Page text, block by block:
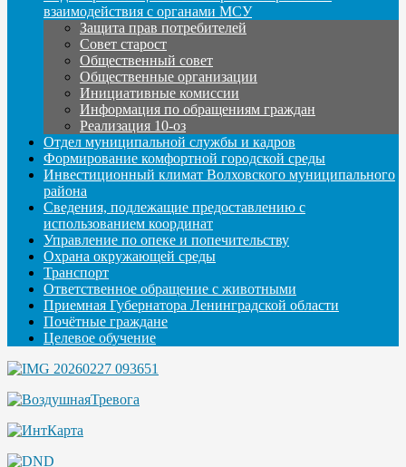
взаимодействия с органами МСУ
Защита прав потребителей
Совет старост
Общественный совет
Общественные организации
Инициативные комиссии
Информация по обращениям граждан
Реализация 10-оз
Отдел муниципальной службы и кадров
Формирование комфортной городской среды
Инвестиционный климат Волховского муниципального
района
Сведения, подлежащие предоставлению с
использованием координат
Управление по опеке и попечительству
Охрана окружающей среды
Транспорт
Ответственное обращение с животными
Приемная Губернатора Ленинградской области
Почётные граждане
Целевое обучение